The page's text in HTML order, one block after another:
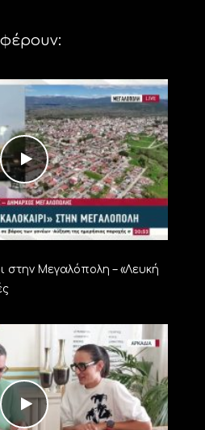
στην Μεγαλόπολη – «Λευκή